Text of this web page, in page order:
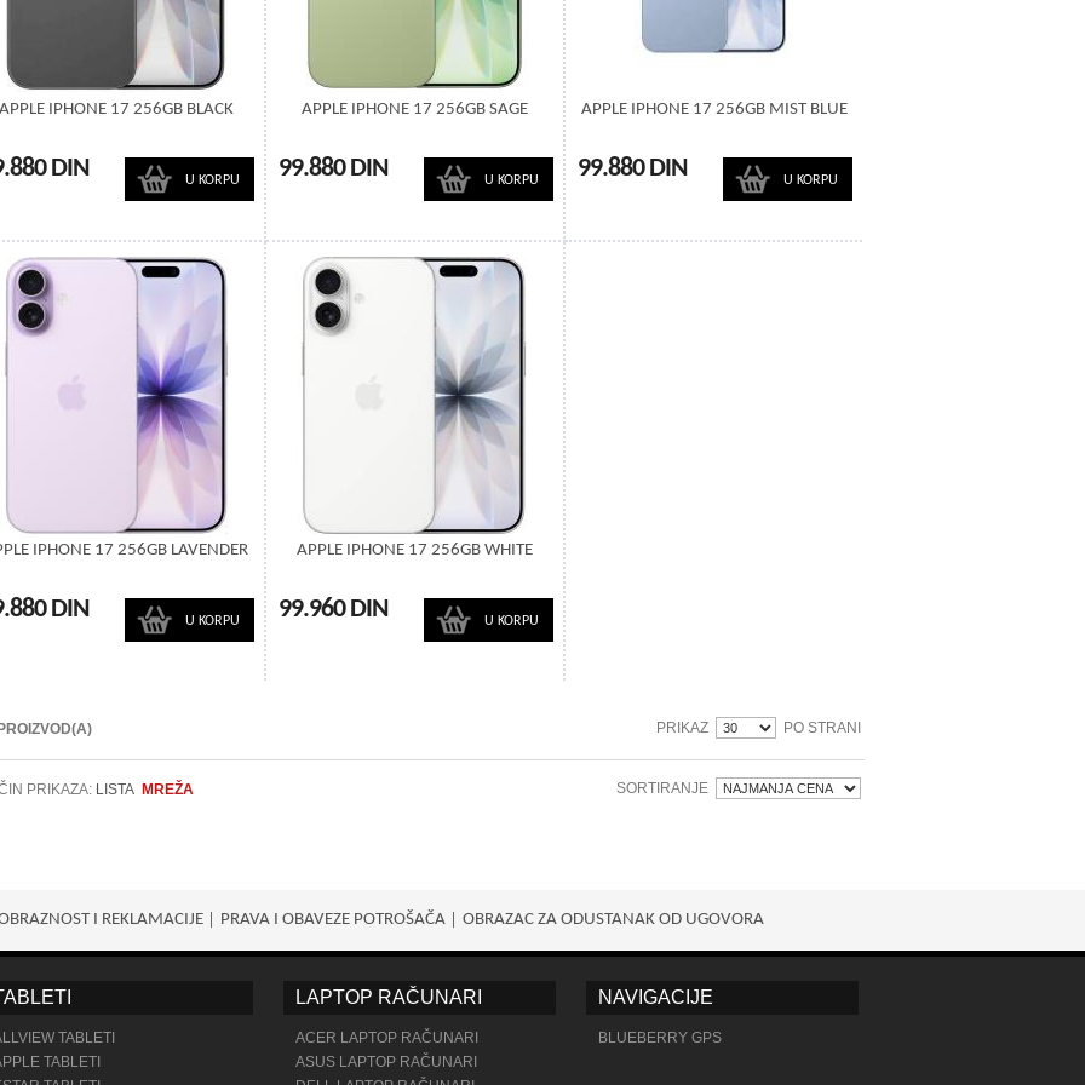
IPHONE 17 256GB BLACK
DIN U KORPU
APPLE IPHONE 17 256GB SAGE
99.880 DIN U KORPU
APPLE IPHONE 17 256GB MIST BLUE
99.880 DIN U KORPU
IPHONE 17 256GB LAVENDER
DIN U KORPU
APPLE IPHONE 17 256GB WHITE
99.960 DIN U KORPU
PRIKAZ PO STRANI
PRIKAZA: LISTA MREŽA SORTIRANJE
I REKLAMACIJE PRAVA I OBAVEZE POTROŠАČA OBRAZAC ZA ODUSTANAK OD UGOVORA
TABLETI
TABLETI
LAPTOP RAČUNARI
ACER LAPTOP RAČUNARI
ASUS LAPTOP RAČUNARI
NAVIGACIJE
BLUEBERRY GPS